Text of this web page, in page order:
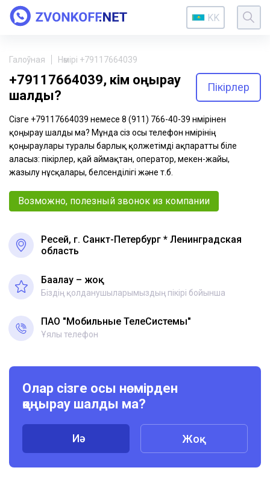
KK
Галоўная Нөмірі +79117664039
+79117664039, кім қоңырау
шалды?
Пікірлер
Сізге +79117664039 немесе 8 (911) 766-40-39 нөмірінен
қоңырау шалды ма? Мұнда сіз осы телефон нөмірінің
қоңыраулары туралы барлық қолжетімді ақпаратты біле
аласыз: пікірлер, қай аймақтан, оператор, мекен-жайы,
жазылу нұсқалары, белсенділігі және т.б.
Возможно, полезный звонок из компании
Ресей, г. Санкт-Петербург * Ленинградская
область
Бағалау – жоқ
Біздің қолданушыларымыздың пікірі бойынша
ПАО "Мобильные ТелеСистемы"
Ұялы телефон
Олар сізге осы нөмірден
қоңырау шалды ма?
Иә Жоқ